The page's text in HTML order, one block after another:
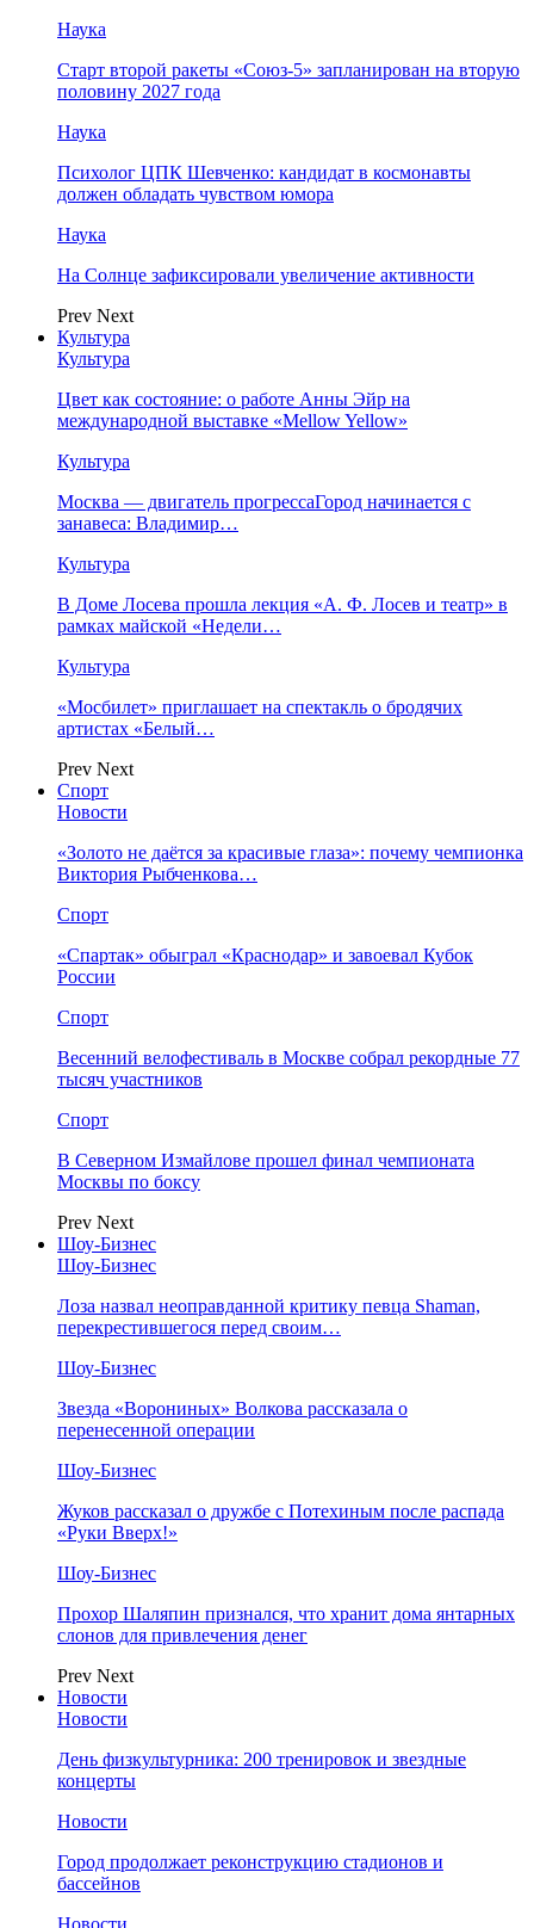
Наука
Старт второй ракеты «Союз-5» запланирован на вторую
половину 2027 года
Наука
Психолог ЦПК Шевченко: кандидат в космонавты
должен обладать чувством юмора
Наука
На Солнце зафиксировали увеличение активности
Prev Next
Культура
Культура
Цвет как состояние: о работе Анны Эйр на
международной выставке «Mellow Yellow»
Культура
Москва — двигатель прогрессаГород начинается с
занавеса: Владимир…
Культура
В Доме Лосева прошла лекция «А. Ф. Лосев и театр» в
рамках майской «Недели…
Культура
«Мосбилет» приглашает на спектакль о бродячих
артистах «Белый…
Prev Next
Спорт
Новости
«Золото не даётся за красивые глаза»: почему чемпионка
Виктория Рыбченкова…
Спорт
«Спартак» обыграл «Краснодар» и завоевал Кубок
России
Спорт
Весенний велофестиваль в Москве собрал рекордные 77
тысяч участников
Спорт
В Северном Измайлове прошел финал чемпионата
Москвы по боксу
Prev Next
Шоу-Бизнес
Шоу-Бизнес
Лоза назвал неоправданной критику певца Shaman,
перекрестившегося перед своим…
Шоу-Бизнес
Звезда «Ворониных» Волкова рассказала о
перенесенной операции
Шоу-Бизнес
Жуков рассказал о дружбе с Потехиным после распада
«Руки Вверх!»
Шоу-Бизнес
Прохор Шаляпин признался, что хранит дома янтарных
слонов для привлечения денег
Prev Next
Новости
Новости
День физкультурника: 200 тренировок и звездные
концерты
Новости
Город продолжает реконструкцию стадионов и
бассейнов
Новости